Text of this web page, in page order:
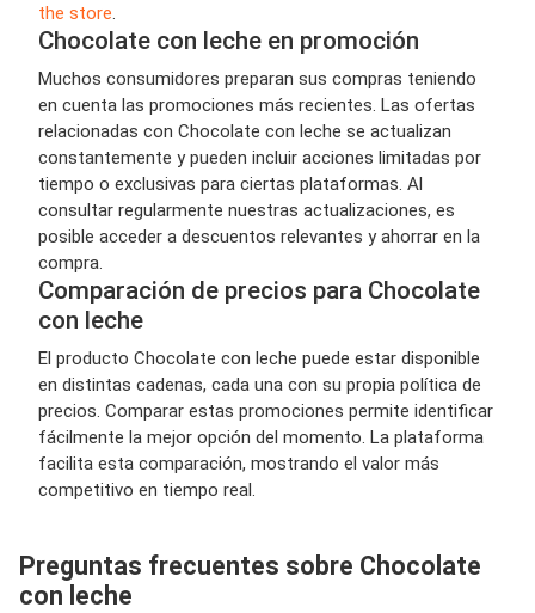
the store.
Chocolate con leche en promoción
Muchos consumidores preparan sus compras teniendo
en cuenta las promociones más recientes. Las ofertas
relacionadas con Chocolate con leche se actualizan
constantemente y pueden incluir acciones limitadas por
tiempo o exclusivas para ciertas plataformas. Al
consultar regularmente nuestras actualizaciones, es
posible acceder a descuentos relevantes y ahorrar en la
compra.
Comparación de precios para Chocolate
con leche
El producto Chocolate con leche puede estar disponible
en distintas cadenas, cada una con su propia política de
precios. Comparar estas promociones permite identificar
fácilmente la mejor opción del momento. La plataforma
facilita esta comparación, mostrando el valor más
competitivo en tiempo real.
Preguntas frecuentes sobre Chocolate
con leche